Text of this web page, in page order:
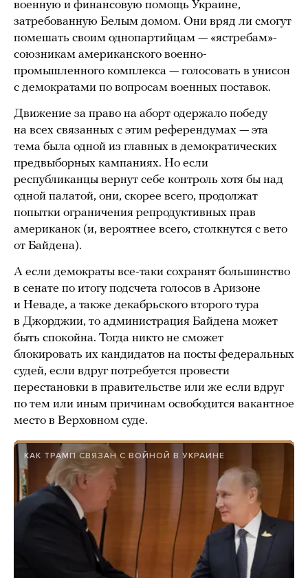
военную и финансовую помощь Украине,
затребованную Белым домом. Они вряд ли смогут
помешать своим однопартийцам — «ястребам»-
союзникам американского военно-
промышленного комплекса — голосовать в унисон
с демократами по вопросам военных поставок.
Движение за право на аборт одержало победу
на всех связанных с этим референдумах — эта
тема была одной из главных в демократических
предвыборных кампаниях. Но если
республиканцы вернут себе контроль хотя бы над
одной палатой, они, скорее всего, продолжат
попытки ограничения репродуктивных прав
американок (и, вероятнее всего, столкнутся с вето
от Байдена).
А если демократы все-таки сохранят большинство
в сенате по итогу подсчета голосов в Аризоне
и Неваде, а также декабрьского второго тура
в Джорджии, то администрация Байдена может
быть спокойна. Тогда никто не сможет
блокировать их кандидатов на посты федеральных
судей, если вдруг потребуется провести
перестановки в правительстве или же если вдруг
по тем или иным причинам освободится вакантное
место в Верховном суде.
КАК ТРАМП СВЯЗАН С ВОЙНОЙ В УКРАИНЕ